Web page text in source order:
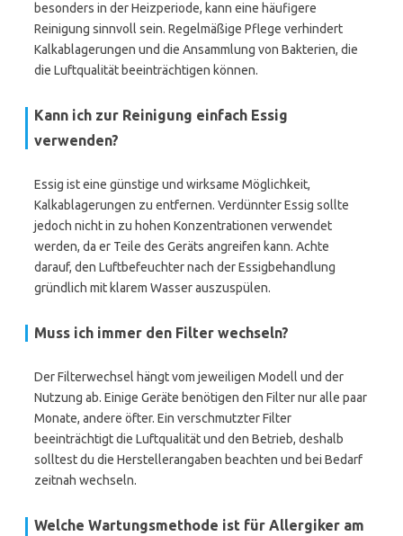
besonders in der Heizperiode, kann eine häufigere
Reinigung sinnvoll sein. Regelmäßige Pflege verhindert
Kalkablagerungen und die Ansammlung von Bakterien, die
die Luftqualität beeinträchtigen können.
Kann ich zur Reinigung einfach Essig
verwenden?
Essig ist eine günstige und wirksame Möglichkeit,
Kalkablagerungen zu entfernen. Verdünnter Essig sollte
jedoch nicht in zu hohen Konzentrationen verwendet
werden, da er Teile des Geräts angreifen kann. Achte
darauf, den Luftbefeuchter nach der Essigbehandlung
gründlich mit klarem Wasser auszuspülen.
Muss ich immer den Filter wechseln?
Der Filterwechsel hängt vom jeweiligen Modell und der
Nutzung ab. Einige Geräte benötigen den Filter nur alle paar
Monate, andere öfter. Ein verschmutzter Filter
beeinträchtigt die Luftqualität und den Betrieb, deshalb
solltest du die Herstellerangaben beachten und bei Bedarf
zeitnah wechseln.
Welche Wartungsmethode ist für Allergiker am